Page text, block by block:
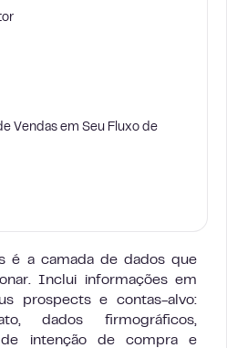
Vendas em Seu Fluxo de
é a camada de dados que
Inclui informações em
prospects e contas-alvo:
dados firmográficos,
de intenção de compra e